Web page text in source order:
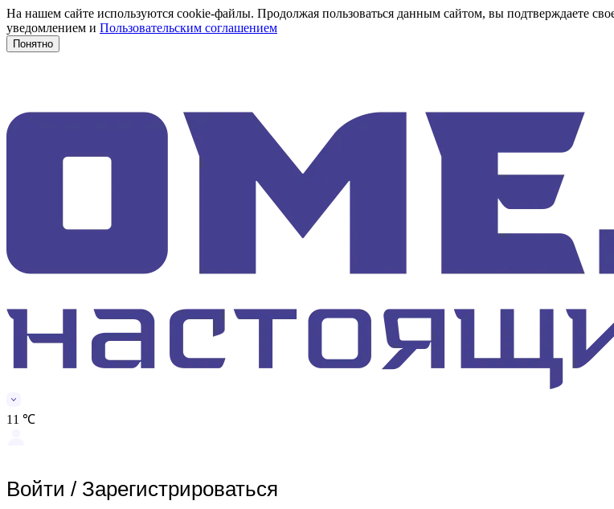
На нашем сайте используются cookie-файлы. Продолжая пользоваться данным сайтом, вы подтверждаете
уведомлением и Пользовательским соглашением
Понятно
11 ℃
Войти / Зарегистрироваться